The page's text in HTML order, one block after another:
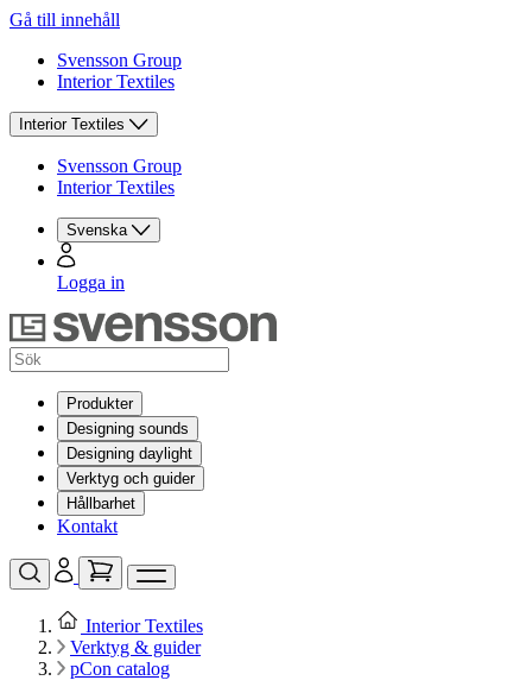
Gå till innehåll
Svensson Group
Interior Textiles
Interior Textiles
Svensson Group
Interior Textiles
Svenska
Logga in
Produkter
Designing sounds
Designing daylight
Verktyg och guider
Hållbarhet
Kontakt
Interior Textiles
Verktyg & guider
pCon catalog